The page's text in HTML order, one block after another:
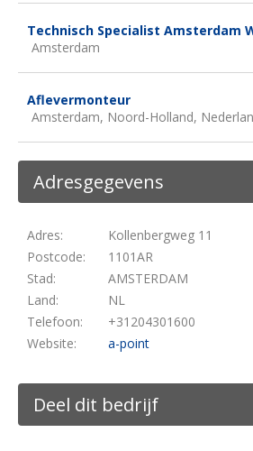
Technisch Specialist Amsterdam
Amsterdam
Aflevermonteur
Amsterdam, Noord-Holland,
Adresgegevens
Adres:
Kollenbergweg 11
Postcode:
1101AR
Stad:
AMSTERDAM
Land:
NL
Telefoon:
+31204301600
Website:
a-point
Deel dit bedrijf